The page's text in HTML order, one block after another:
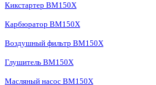
Кикстартер BM150X
Карбюратор BM150X
Воздушный фильтр BM150X
Глушитель BM150X
Масляный насос BM150X